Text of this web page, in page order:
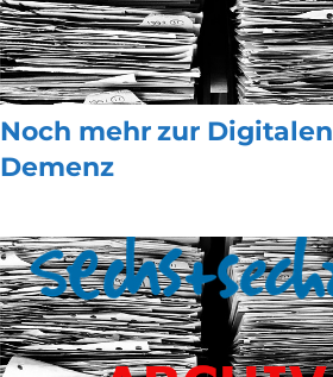
Noch mehr zur Digitalen
Demenz